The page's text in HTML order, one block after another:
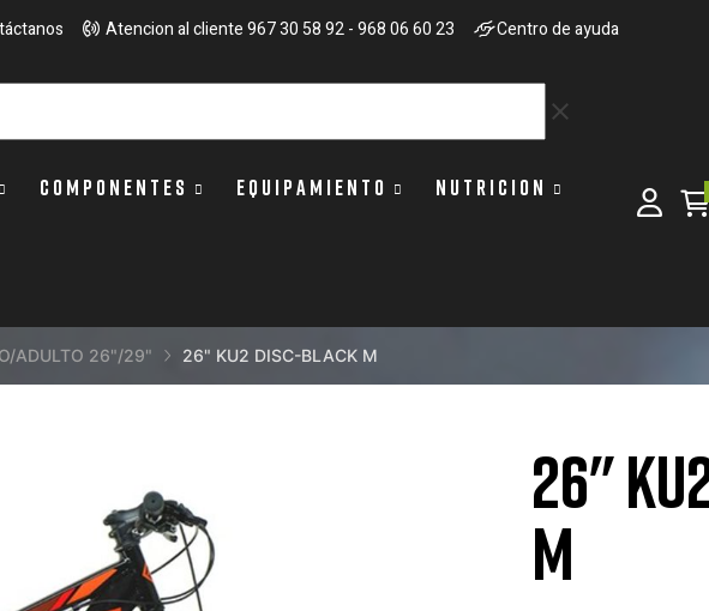
Atencion al cliente 967 30 58 92 - 968 06 60 23 Centro de ayuda
clear
COMPONENTES EQUIPAMIENTO NUTRICION
ADULTO 26"/29" 26" KU2 DISC-BLACK M
26"
M